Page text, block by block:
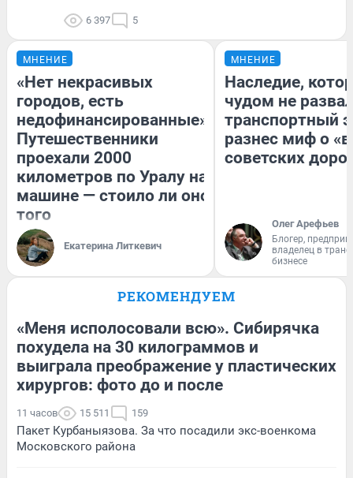
6 397 5
МНЕНИЕ
«Нет некрасивых
городов, есть
недофинансированные».
Путешественники
проехали 2000
километров по Уралу на
машине — стоило ли оно
того
Екатерина Литкевич
МНЕНИЕ
Наследие,
чудом не
транспортный
разнес миф о
советских
Олег Арефьев
Блогер,
владелец в
бизнесе
РЕКОМЕНДУЕМ
«Меня исполосовали всю». Сибирячка
похудела на 30 килограммов и
выиграла преображение у пластических
хирургов: фото до и после
11 часов 15 511 159
Пакет Курбаныязова. За что посадили экс-военкома
Московского района